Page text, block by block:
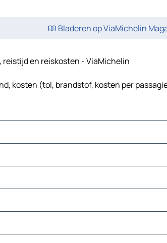
Bladeren op ViaMichelin
en reiskosten - ViaMichelin
kosten (tol, brandstof, kosten per